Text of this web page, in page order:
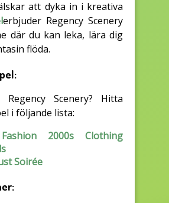
att dyka in i kreativa
erbjuder Regency Scenery
där du kan leka, lära dig
flöda.
Scenery? Hitta
i följande lista:
2000s Clothing
Soirée